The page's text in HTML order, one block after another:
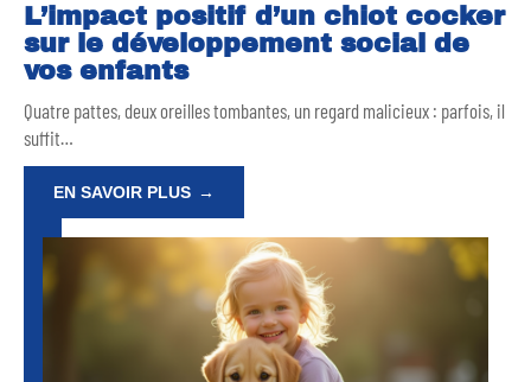
L’impact positif d’un chiot cocker
sur le développement social de
vos enfants
Quatre pattes, deux oreilles tombantes, un regard malicieux : parfois, il
suffit…
EN SAVOIR PLUS